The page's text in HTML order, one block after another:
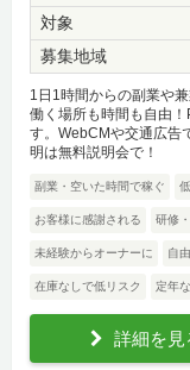
対象
募集地域
1日1時間からの副業や
働く場所も時間も自由
す。WebCMや交通広告
明は無料説明会で！
副業・空いた時間で稼ぐ
お客様に感謝される 研修
未経験からオーナーに 自
在庫なしで低リスク 定年
詳細を見